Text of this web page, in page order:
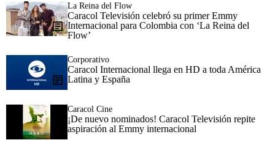
La Reina del Flow
Caracol Televisión celebró su primer Emmy
Internacional para Colombia con ‘La Reina del
Flow’
Corporativo
Caracol Internacional llega en HD a toda América
Latina y España
Caracol Cine
¡De nuevo nominados! Caracol Televisión repite
aspiración al Emmy internacional